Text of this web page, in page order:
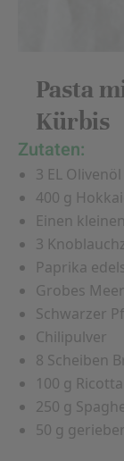
Pasta
Kürbis
Zutaten:
3 EL Olivenöl
400 g
Einen
3
Paprika
Grobes
Schwarzer
Chilipulver
8 Scheiben
100 g
250 g
50 g